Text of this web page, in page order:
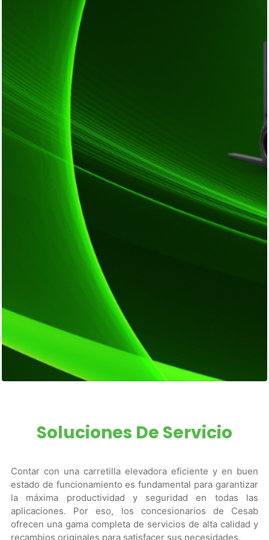
Soluciones De Servicio
Contar con una carretilla elevadora eficiente y en buen
estado de funcionamiento es fundamental para garantizar
la máxima productividad y seguridad en todas las
aplicaciones. Por eso, los concesionarios de Cesab
ofrecen una gama completa de servicios de alta calidad y
recambios originales para satisfacer sus necesidades.